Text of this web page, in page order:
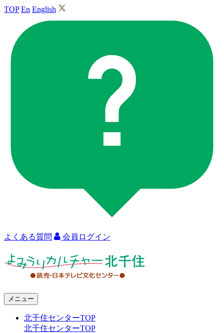
TOP En English
よくある質問 会員ログイン
メニュー
北千住センターTOP
北千住センターTOP